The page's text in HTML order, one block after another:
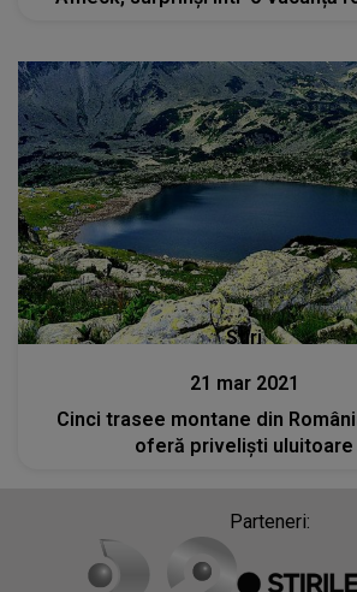
Stiri
21 mar 2021
Cinci trasee montane din
oferă priveliști uluitoare
Parteneri: